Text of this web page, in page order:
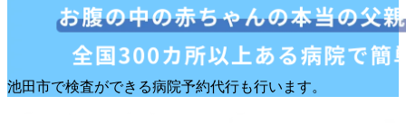
池田市で検査ができる病院予約代行も行います。